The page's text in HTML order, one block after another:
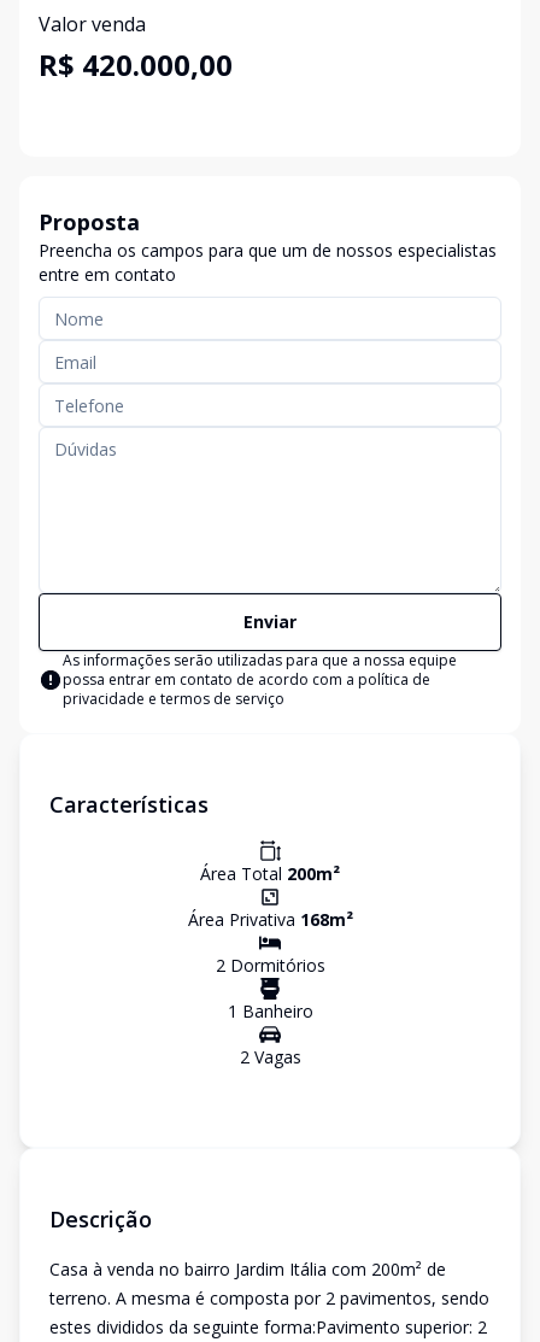
Valor venda
R$ 420.000,00
Proposta
Preencha os campos para que um de nossos especialistas
entre em contato
Enviar
As informações serão utilizadas para que a nossa equipe
possa entrar em contato de acordo com a política de
privacidade e termos de serviço
Características
Área Total 200m²
Área Privativa 168m²
2Dormitórios
1 Banheiro
2Vagas
Descrição
Casa à venda no bairro Jardim Itália com 200m² de
terreno. A mesma é composta por 2 pavimentos, sendo
estes divididos da seguinte forma:Pavimento superior: 2